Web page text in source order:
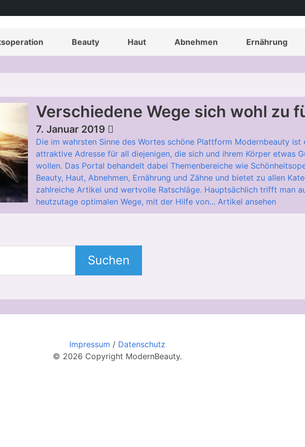
Beauty Haut Abnehmen Ernährung
Verschiedene Wege sich wohl zu
7. Januar 2019
Die im wahrsten Sinne des Wortes schöne Plattform Modernbeauty ist
attraktive Adresse für all diejenigen, die sich und ihrem Körper etwas
wollen. Das Portal behandelt dabei Themenbereiche wie
Beauty, Haut, Abnehmen, Ernährung und Zähne und bietet zu allen
zahlreiche Artikel und wertvolle Ratschläge. Hauptsächlich trifft man
heutzutage optimalen Wege, mit der Hilfe von... Artikel ansehen
Suchen
Impressum / Datenschutz
© 2026 Copyright ModernBeauty.